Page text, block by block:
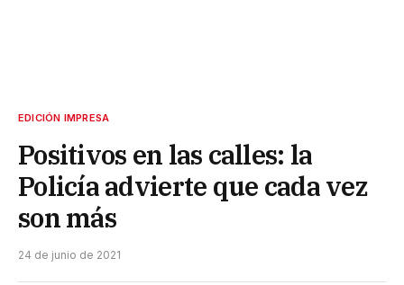
EDICIÓN IMPRESA
Positivos en las calles: la
Policía advierte que cada vez
son más
24 de junio de 2021